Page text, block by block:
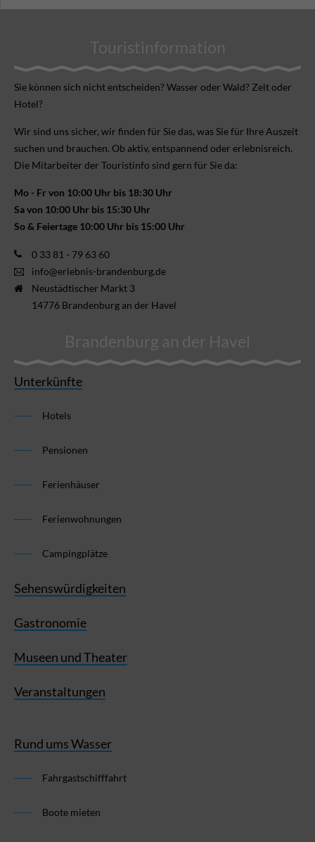
Touristinformation
Sie können sich nicht ent­scheiden? Wasser oder Wald? Zelt oder
Hotel?
Wir sind uns sicher, wir finden für Sie das, was Sie für Ihre Aus­zeit
suchen und brauchen. Ob aktiv, ent­spannend oder erlebnis­reich.
Die Mitarbeiter der Touristinfo sind gern für Sie da:
Mo - Fr von 10:00 Uhr bis 18:30 Uhr
Sa von 10:00 Uhr bis 15:30 Uhr
So & Feiertage 10:00 Uhr bis 15:00 Uhr
0 33 81 - 79 63 60
info@erlebnis-brandenburg.de
Neustädtischer Markt 3
14776 Brandenburg an der Havel
Brandenburg an der Havel
Unterkünfte
Hotels
Pensionen
Ferienhäuser
Ferienwohnungen
Campingplätze
Sehenswürdigkeiten
Gastronomie
Museen und Theater
Veranstaltungen
Rund ums Wasser
Fahrgastschifffahrt
Boote mieten